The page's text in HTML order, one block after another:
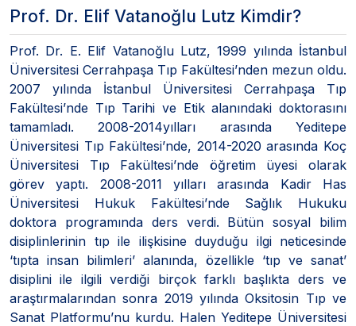
Prof. Dr. Elif Vatanoğlu Lutz Kimdir?
Prof. Dr. E. Elif Vatanoğlu Lutz, 1999 yılında İstanbul
Üniversitesi Cerrahpaşa Tıp Fakültesi’nden mezun oldu.
2007 yılında İstanbul Üniversitesi Cerrahpaşa Tıp
Fakültesi’nde Tıp Tarihi ve Etik alanındaki doktorasını
tamamladı. 2008-2014yılları arasında Yeditepe
Üniversitesi Tıp Fakültesi’nde, 2014-2020 arasında Koç
Üniversitesi Tıp Fakültesi’nde öğretim üyesi olarak
görev yaptı. 2008-2011 yılları arasında Kadir Has
Üniversitesi Hukuk Fakültesi’nde Sağlık Hukuku
doktora programında ders verdi. Bütün sosyal bilim
disiplinlerinin tıp ile ilişkisine duyduğu ilgi neticesinde
‘tıpta insan bilimleri’ alanında, özellikle ‘tıp ve sanat’
disiplini ile ilgili verdiği birçok farklı başlıkta ders ve
araştırmalarından sonra 2019 yılında Oksitosin Tıp ve
Sanat Platformu’nu kurdu. Halen Yeditepe Üniversitesi